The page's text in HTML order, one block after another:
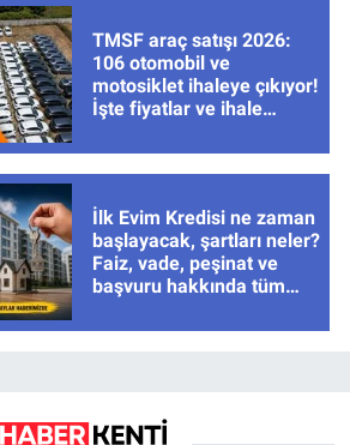
TMSF araç satışı 2026:
106 otomobil ve
motosiklet ihaleye çıkıyor!
İşte fiyatlar ve ihale
İlk Evim Kredisi ne zaman
başlayacak, şartları neler?
Faiz, vade, peşinat ve
başvuru hakkında tüm